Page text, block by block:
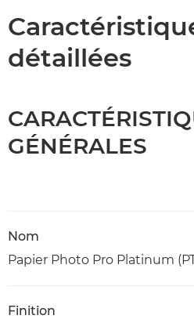
détaillées
GÉNÉRALES
Nom
Papier Photo Pro Platinum
Finition